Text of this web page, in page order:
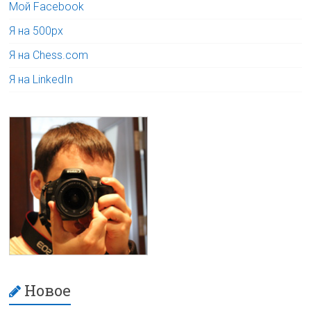
Мой Facebook
Я на 500px
Я на Chess.com
Я на LinkedIn
Новое